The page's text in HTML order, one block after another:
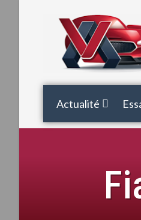
Actualité